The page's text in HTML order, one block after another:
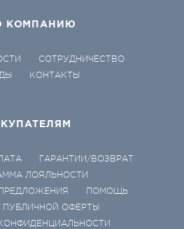
КОМПАНИЮ
СОТРУДНИЧЕСТВО
КОНТАКТЫ
ГАРАНТИИ/ВОЗВРАТ
ЛОЯЛЬНОСТИ
ПОМОЩЬ
ПУБЛИЧНОЙ ОФЕРТЫ